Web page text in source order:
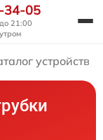
34-05
21:00
устройств